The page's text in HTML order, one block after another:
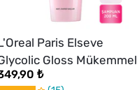
Paris Elseve
Gloss Mükemmel
için Bakım Yapan
₺